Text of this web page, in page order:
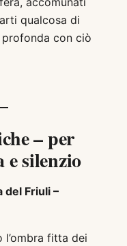
qualcosa di
con ciò
– per
e silenzio
del Friuli –
l’ombra fitta dei